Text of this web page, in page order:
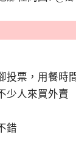
投票，用餐時
少人來買外賣
錯